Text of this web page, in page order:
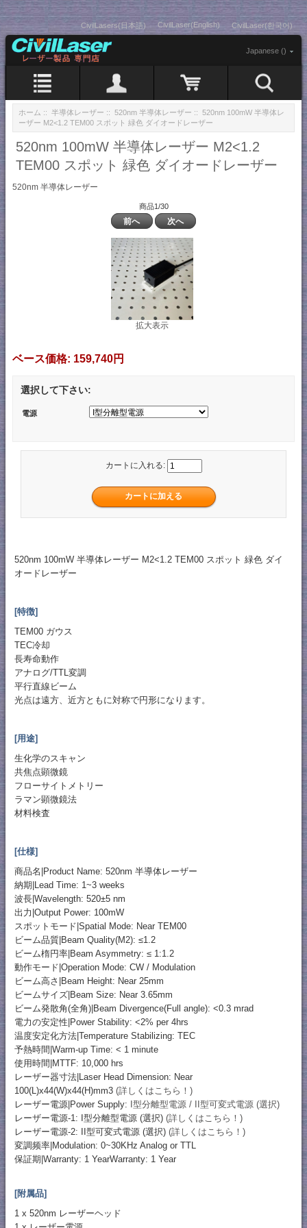
CivilLasers(日本語) CivilLaser(English) CivilLaser(한국어)
Japanese ()
ホーム :: 半導体レーザー :: 520nm 半導体レーザー :: 520nm 100mW 半導体レ
ーザー M2<1.2 TEM00 スポット 緑色 ダイオードレーザー
520nm 100mW 半導体レーザー M2<1.2
TEM00 スポット 緑色 ダイオードレーザー
520nm 半導体レーザー
商品1/30
前へ 次へ
拡大表示
ベース価格: 159,740円
選択して下さい:
電源
カートに入れる:
520nm 100mW 半導体レーザー M2<1.2 TEM00 スポット 緑色 ダイ
オードレーザー
[特徴]
TEM00 ガウス
TEC冷却
長寿命動作
アナログ/TTL変調
平行直線ビーム
光点は遠方、近方ともに対称で円形になります。
[用途]
生化学のスキャン
共焦点顕微鏡
フローサイトメトリー
ラマン顕微鏡法
材料検査
[仕様]
商品名|Product Name: 520nm 半導体レーザー
納期|Lead Time: 1~3 weeks
波長|Wavelength: 520±5 nm
出力|Output Power: 100mW
スポットモード|Spatial Mode: Near TEM00
ビーム品質|Beam Quality(M2): ≤1.2
ビーム楕円率|Beam Asymmetry: ≤ 1:1.2
動作モード|Operation Mode: CW / Modulation
ビーム高さ|Beam Height: Near 25mm
ビームサイズ|Beam Size: Near 3.65mm
ビーム発散角(全角)|Beam Divergence(Full angle): <0.3 mrad
電力の安定性|Power Stability: <2% per 4hrs
温度安定化方法|Temperature Stabilizing: TEC
予熱時間|Warm-up Time: < 1 minute
使用時間|MTTF: 10,000 hrs
レーザー器寸法|Laser Head Dimension: Near
100(L)x44(W)x44(H)mm3 (詳しくはこちら！)
レーザー電源|Power Supply: I型分離型電源 / II型可変式電源 (選択)
レーザー電源-1: I型分離型電源 (選択) (詳しくはこちら！)
レーザー電源-2: II型可変式電源 (選択) (詳しくはこちら！)
変調频率|Modulation: 0~30KHz Analog or TTL
保証期|Warranty: 1 YearWarranty: 1 Year
[附属品]
1 x 520nm レーザーヘッド